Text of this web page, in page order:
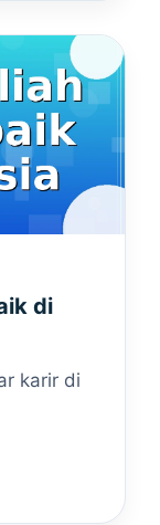
di
karir di